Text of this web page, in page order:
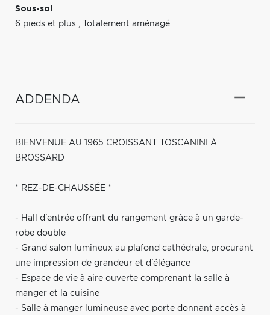
Sous-sol
6 pieds et plus , Totalement aménagé
ADDENDA
BIENVENUE AU 1965 CROISSANT TOSCANINI À
BROSSARD
* REZ-DE-CHAUSSÉE *
- Hall d'entrée offrant du rangement grâce à un garde-
robe double
- Grand salon lumineux au plafond cathédrale, procurant
une impression de grandeur et d'élégance
- Espace de vie à aire ouverte comprenant la salle à
manger et la cuisine
- Salle à manger lumineuse avec porte donnant accès à